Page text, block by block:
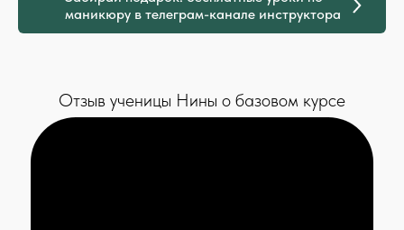
маникюру в телеграм-канале инструктора
Отзыв ученицы Нины о базовом курсе